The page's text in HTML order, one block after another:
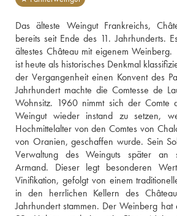
Das älteste Weingut Frankreichs,
bereits seit Ende des 11. Jahrhunderts.
ältestes Château mit eigenem Weinberg.
ist heute als historisches Denkmal
der Vergangenheit einen Konvent des
Jahrhundert machte die Comtesse de
Wohnsitz. 1960 nimmt sich der Comte
Weingut wieder instand zu setzen,
Hochmittelalter von den Comtes von
von Oranien, geschaffen wurde. Sein
Verwaltung des Weinguts später an
Armand. Dieser legt besonderen
Vinifikation, gefolgt von einem
in den herrlichen Kellern des
Jahrhundert stammen. Der Weinberg